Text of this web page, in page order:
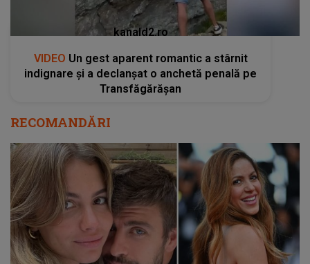
kanald2.ro
VIDEO Un gest aparent romantic a stârnit
indignare și a declanșat o anchetă penală pe
Transfăgărășan
RECOMANDĂRI